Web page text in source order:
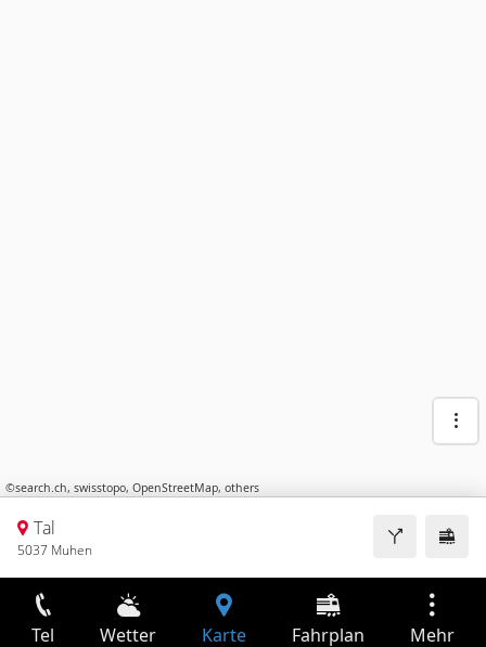
©search.ch, swisstopo, OpenStreetMap, others
Tal
5037 Muhen
Tel Wetter Karte Fahrplan Mehr